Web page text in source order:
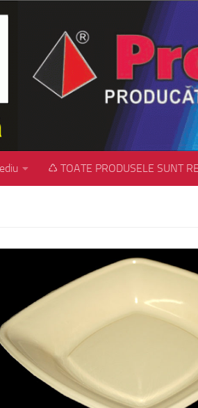
♺ TOATE PRODUSELE SUNT